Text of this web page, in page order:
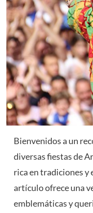
Bienvenidos a un
diversas fiestas de
rica en tradiciones
artículo ofrece una
emblemáticas y